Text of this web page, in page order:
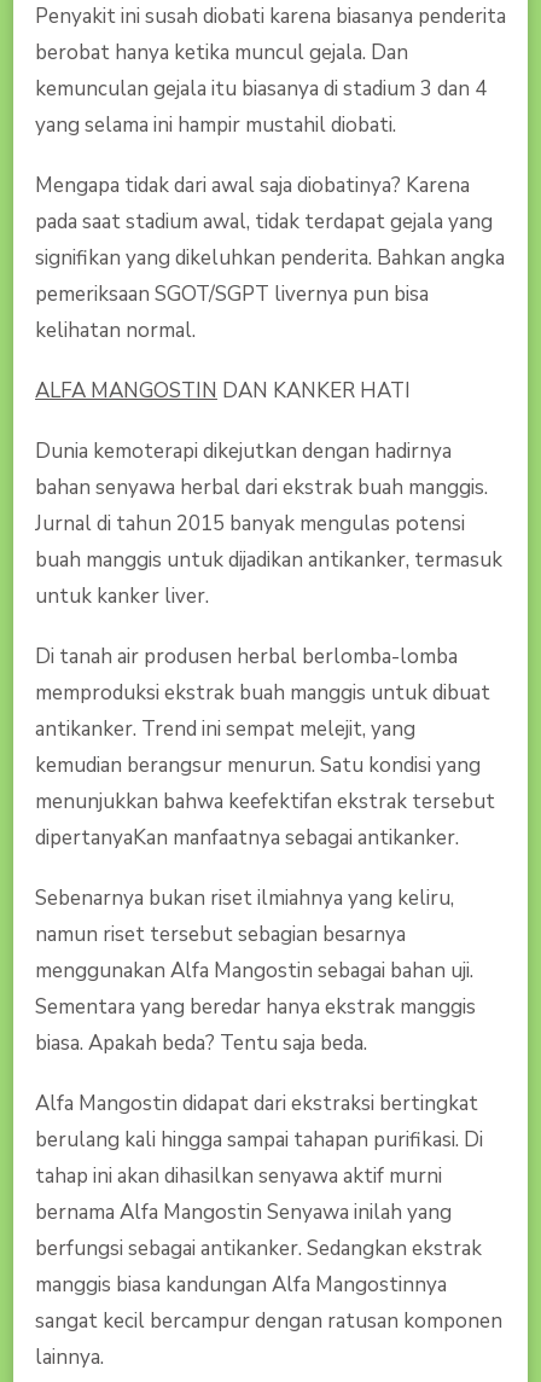
Penyakit ini susah diobati karena biasanya penderita
berobat hanya ketika muncul gejala. Dan
kemunculan gejala itu biasanya di stadium 3 dan 4
yang selama ini hampir mustahil diobati.
Mengapa tidak dari awal saja diobatinya? Karena
pada saat stadium awal, tidak terdapat gejala yang
signifikan yang dikeluhkan penderita. Bahkan angka
pemeriksaan SGOT/SGPT livernya pun bisa
kelihatan normal.
ALFA MANGOSTIN DAN KANKER HATI
Dunia kemoterapi dikejutkan dengan hadirnya
bahan senyawa herbal dari ekstrak buah manggis.
Jurnal di tahun 2015 banyak mengulas potensi
buah manggis untuk dijadikan antikanker, termasuk
untuk kanker liver.
Di tanah air produsen herbal berlomba-lomba
memproduksi ekstrak buah manggis untuk dibuat
antikanker. Trend ini sempat melejit, yang
kemudian berangsur menurun. Satu kondisi yang
menunjukkan bahwa keefektifan ekstrak tersebut
dipertanyaKan manfaatnya sebagai antikanker.
Sebenarnya bukan riset ilmiahnya yang keliru,
namun riset tersebut sebagian besarnya
menggunakan Alfa Mangostin sebagai bahan uji.
Sementara yang beredar hanya ekstrak manggis
biasa. Apakah beda? Tentu saja beda.
Alfa Mangostin didapat dari ekstraksi bertingkat
berulang kali hingga sampai tahapan purifikasi. Di
tahap ini akan dihasilkan senyawa aktif murni
bernama Alfa Mangostin Senyawa inilah yang
berfungsi sebagai antikanker. Sedangkan ekstrak
manggis biasa kandungan Alfa Mangostinnya
sangat kecil bercampur dengan ratusan komponen
lainnya.